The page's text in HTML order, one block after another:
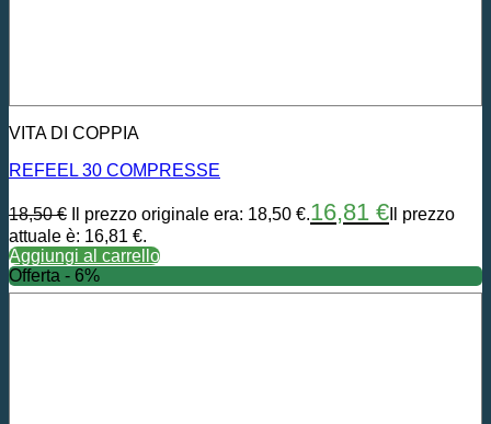
VITA DI COPPIA
REFEEL 30 COMPRESSE
18,50€ Il prezzo originale era: 18,50 €.16,81 € Il prezzo
attuale è: 16,81 €.
Aggiungi al carrello
Offerta - 6%